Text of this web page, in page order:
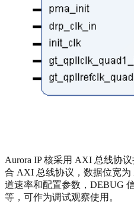
Aurora IP 核采用 AXI 总线协
合 AXI 总线协议，数据位宽为
道速率和配置参数，DEBUG
等，可作为调试观察使用。